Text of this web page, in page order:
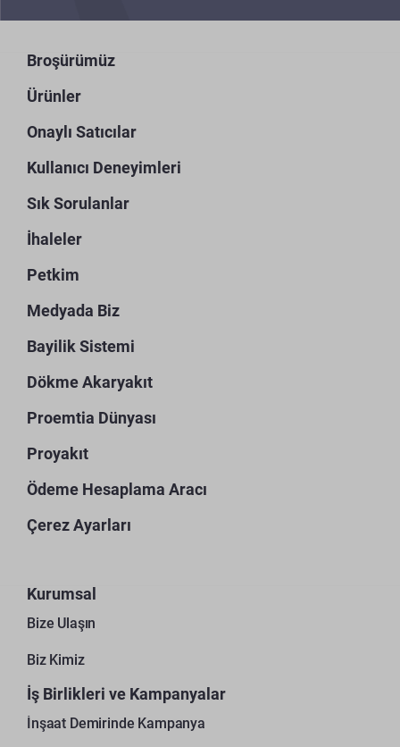
Broşürümüz
Ürünler
Onaylı Satıcılar
Kullanıcı Deneyimleri
Sık Sorulanlar
İhaleler
Petkim
Medyada Biz
Bayilik Sistemi
Dökme Akaryakıt
Proemtia Dünyası
Proyakıt
Ödeme Hesaplama Aracı
Çerez Ayarları
Kurumsal
Bize Ulaşın
Biz Kimiz
İş Birlikleri ve Kampanyalar
İnşaat Demirinde Kampanya